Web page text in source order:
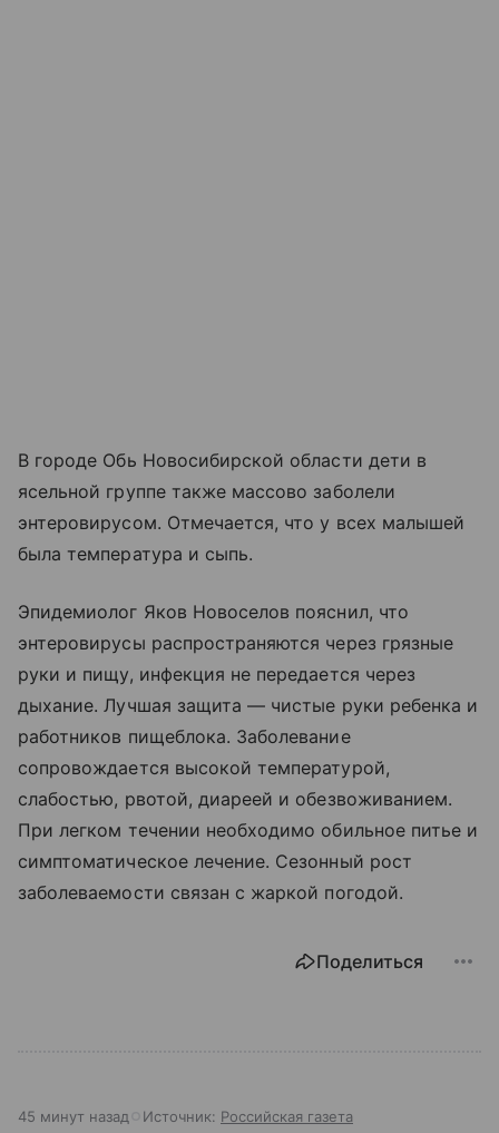
В городе Обь Новосибирской области дети в
ясельной группе также массово заболели
энтеровирусом. Отмечается, что у всех малышей
была температура и сыпь.
Эпидемиолог Яков Новоселов пояснил, что
энтеровирусы распространяются через грязные
руки и пищу, инфекция не передается через
дыхание. Лучшая защита — чистые руки ребенка и
работников пищеблока. Заболевание
сопровождается высокой температурой,
слабостью, рвотой, диареей и обезвоживанием.
При легком течении необходимо обильное питье и
симптоматическое лечение. Сезонный рост
заболеваемости связан с жаркой погодой.
Поделиться
45 минут назад Источник: Российская газета